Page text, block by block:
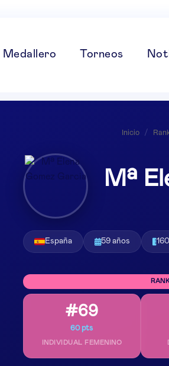
Medallero Torneos
Inicio /
Mª
España 59 años 160
#69
60 pts
INDIVIDUAL FEMENINO